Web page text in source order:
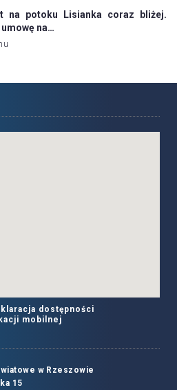
na potoku Lisianka coraz bliżej.
na…
dostępności
mobilnej
w Rzeszowie
15